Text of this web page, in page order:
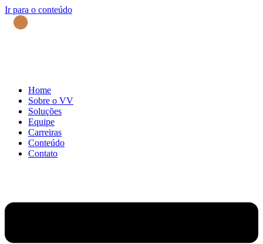
Ir para o conteúdo
Home
Sobre o VV
Soluções
Equipe
Carreiras
Conteúdo
Contato